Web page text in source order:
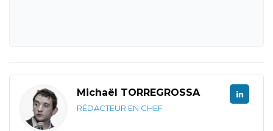
Michaël TORREGROSSA
RÉDACTEUR EN CHEF